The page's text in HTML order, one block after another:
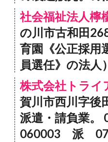
社会福祉法人檸
の川市古和田
育園《公正採用
員選任》の法人）
株式会社トライ
賀川市西川字後
派遣・請負業。
060003 派 07